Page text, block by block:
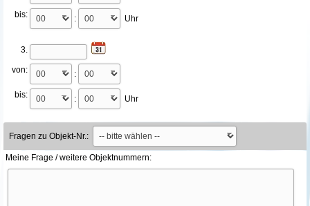
bis: : Uhr
3.
von: :
bis: : Uhr
Fragen zu Objekt-Nr.:
Meine Frage / weitere Objektnummern: